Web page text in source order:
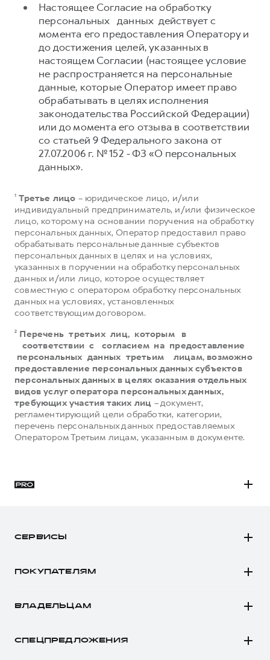
Настоящее Согласие на обработку
персональных данных действует с
момента его предоставления Оператору и
до достижения целей, указанных в
настоящем Согласии (настоящее условие
не распространяется на персональные
данные, которые Оператор имеет право
обрабатывать в целях исполнения
законодательства Российской Федерации)
или до момента его отзыва в соответствии
со статьей 9 Федерального закона от
27.07.2006 г. № 152 - ФЗ «О персональных
данных».
¹Третье лицо – юридическое лицо, и/или
индивидуальный предприниматель, и/или физическое
лицо, которому на основании поручения на обработку
персональных данных, Оператор предоставил право
обрабатывать персональные данные субъектов
персональных данных в целях и на условиях,
указанных в поручении на обработку персональных
данных и/или лицо, которое осуществляет
совместную с оператором обработку персональных
данных на условиях, установленных
соответствующим договором.
² Перечень третьих лиц, которым в
соответствии с согласием на предоставление
персональных данных третьим лицам, возможно
предоставление персональных данных субъектов
персональных данных в целях оказания отдельных
видов услуг оператора персональных данных,
требующих участия таких лиц – документ,
регламентирующий цели обработки, категории,
перечень персональных данных предоставляемых
Оператором Третьим лицам, указанным в документе.
СЕРВИСЫ
ПОКУПАТЕЛЯМ
Конфигуратор HAVAL
ВЛАДЕЛЬЦАМ
Запись на сервис
СПЕЦПРЕДЛОЖЕНИЯ